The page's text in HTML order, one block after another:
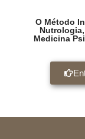
O Método
Medicina